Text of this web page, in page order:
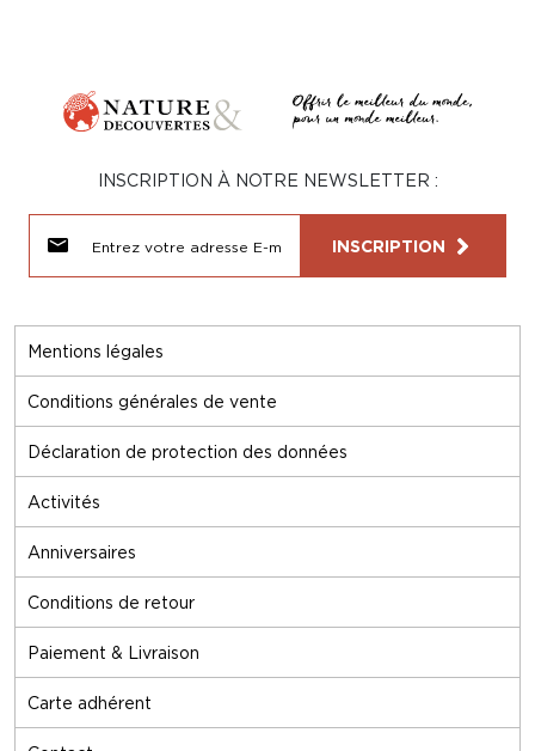
Mentions légales
Conditions générales de vente
Déclaration de protection des données
Activités
Anniversaires
Conditions de retour
Paiement & Livraison
Carte adhérent
INSCRIPTION À NOTRE NEWSLETTER :
INSCRIPTION